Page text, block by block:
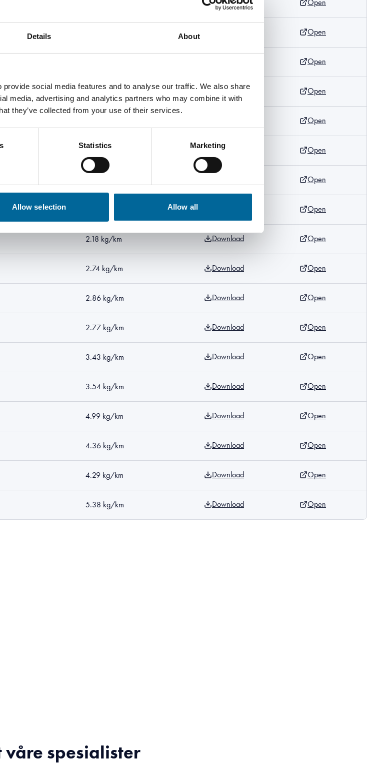
Details About
social media features and to analyse our traffic. We also share
media, advertising and analytics partners who may combine it with
they’ve collected from your use of their services.
Statistics Marketing
Allow selection Allow all
Download Open
Open
Open
1.46 kg/km Download Open
Open
2.09 kg/km Download Open
Open
Open
2.18 kg/km Download Open
2.74 kg/km Download Open
2.86 kg/km Download Open
2.77 kg/km Download Open
3.43 kg/km Download Open
3.54 kg/km Download Open
4.99 kg/km Download Open
4.36 kg/km Download Open
4.29 kg/km Download Open
5.38 kg/km Download Open
våre spesialister